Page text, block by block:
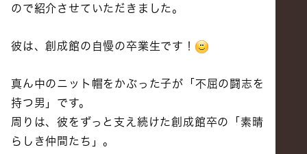
ので紹介させていただきました。
彼は、創成館の自慢の卒業生です！
真ん中のニット帽をかぶった子が「不屈の闘志を
持つ男」です。
周りは、彼をずっと支え続けた創成館卒の「素晴
らしき仲間たち」。